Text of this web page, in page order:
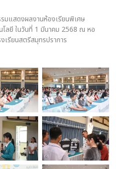
มแสดงผลงานห้องเรียนพิเศษ
ลยี ในวันที่ 1 มีนาคม 2568 ณ หอ
เรียนสตรีสมุทรปราการ